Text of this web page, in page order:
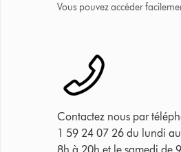
Vous pouvez accéder
Contactez nous par
1 59 24 07 26 du lundi
8h à 20h et le samedi de